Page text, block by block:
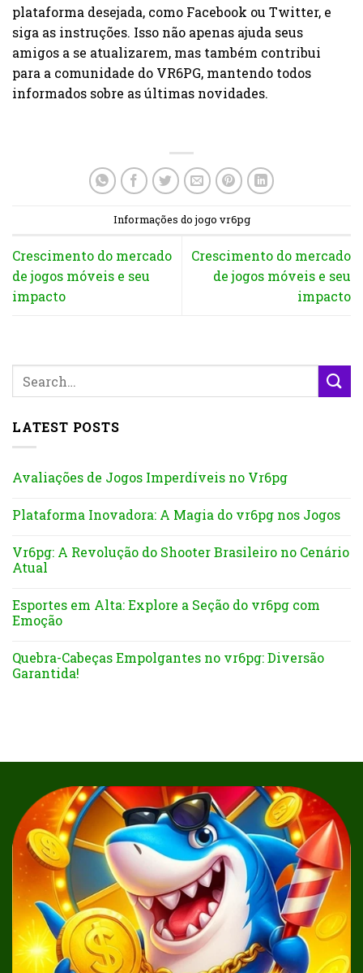
plataforma desejada, como Facebook ou Twitter, e
siga as instruções. Isso não apenas ajuda seus
amigos a se atualizarem, mas também contribui
para a comunidade do VR6PG, mantendo todos
informados sobre as últimas novidades.
Informações do jogo vr6pg
Crescimento do mercado
de jogos móveis e seu
impacto
Crescimento do mercado
de jogos móveis e seu
impacto
LATEST POSTS
Avaliações de Jogos Imperdíveis no Vr6pg
Plataforma Inovadora: A Magia do vr6pg nos Jogos
Vr6pg: A Revolução do Shooter Brasileiro no Cenário
Atual
Esportes em Alta: Explore a Seção do vr6pg com
Emoção
Quebra-Cabeças Empolgantes no vr6pg: Diversão
Garantida!